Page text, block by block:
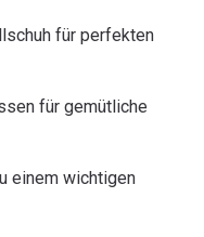
für perfekten
für gemütliche
einem wichtigen